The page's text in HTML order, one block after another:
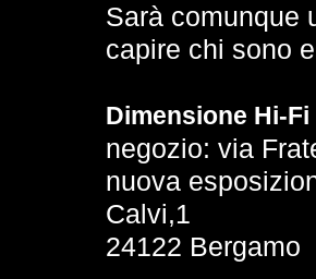
Sarà comunque
capire chi sono
Dimensione Hi-Fi
negozio: via
nuova
Calvi,1
24122 Bergamo